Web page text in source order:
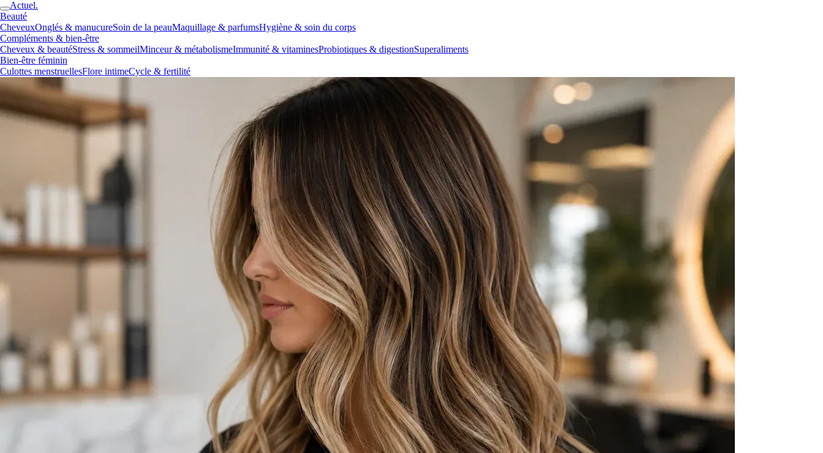
Actuel.
Beauté
CheveuxOnglés & manucureSoin de la peauMaquillage & parfumsHygiène & soin du corps
Compléments & bien-être
Cheveux & beautéStress & sommeilMinceur & métabolismeImmunité & vitaminesProbiotiques & digestionSuperaliments
Bien-être féminin
Culottes menstruellesFlore intimeCycle & fertilité